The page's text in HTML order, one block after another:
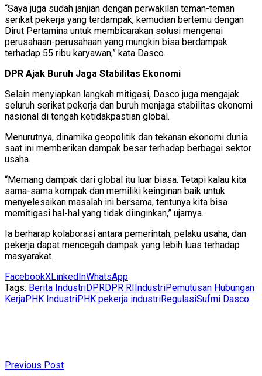
“Saya juga sudah janjian dengan perwakilan teman-teman
serikat pekerja yang terdampak, kemudian bertemu dengan
Dirut Pertamina untuk membicarakan solusi mengenai
perusahaan-perusahaan yang mungkin bisa berdampak
terhadap 55 ribu karyawan,” kata Dasco.
DPR Ajak Buruh Jaga Stabilitas Ekonomi
Selain menyiapkan langkah mitigasi, Dasco juga mengajak
seluruh serikat pekerja dan buruh menjaga stabilitas ekonomi
nasional di tengah ketidakpastian global.
Menurutnya, dinamika geopolitik dan tekanan ekonomi dunia
saat ini memberikan dampak besar terhadap berbagai sektor
usaha.
“Memang dampak dari global itu luar biasa. Tetapi kalau kita
sama-sama kompak dan memiliki keinginan baik untuk
menyelesaikan masalah ini bersama, tentunya kita bisa
memitigasi hal-hal yang tidak diinginkan,” ujarnya.
Ia berharap kolaborasi antara pemerintah, pelaku usaha, dan
pekerja dapat mencegah dampak yang lebih luas terhadap
masyarakat.
FacebookXLinkedInWhatsApp
Tags: Berita IndustriDPRDPR RIIndustriPemutusan Hubungan
KerjaPHK IndustriPHK pekerja industriRegulasiSufmi Dasco
Previous Post